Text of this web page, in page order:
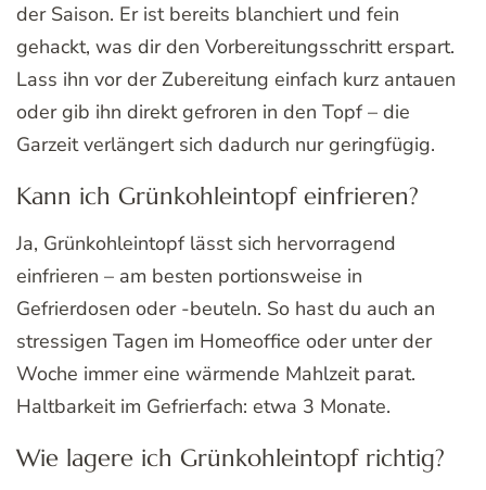
der Saison. Er ist bereits blanchiert und fein
gehackt, was dir den Vorbereitungsschritt erspart.
Lass ihn vor der Zubereitung einfach kurz antauen
oder gib ihn direkt gefroren in den Topf – die
Garzeit verlängert sich dadurch nur geringfügig.
Kann ich Grünkohleintopf einfrieren?
Ja, Grünkohleintopf lässt sich hervorragend
einfrieren – am besten portionsweise in
Gefrierdosen oder -beuteln. So hast du auch an
stressigen Tagen im Homeoffice oder unter der
Woche immer eine wärmende Mahlzeit parat.
Haltbarkeit im Gefrierfach: etwa 3 Monate.
Wie lagere ich Grünkohleintopf richtig?